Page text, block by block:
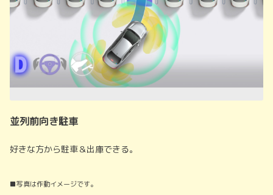
並列前向き駐車
好きな方から駐車＆出庫できる。
■写真は作動イメージです。